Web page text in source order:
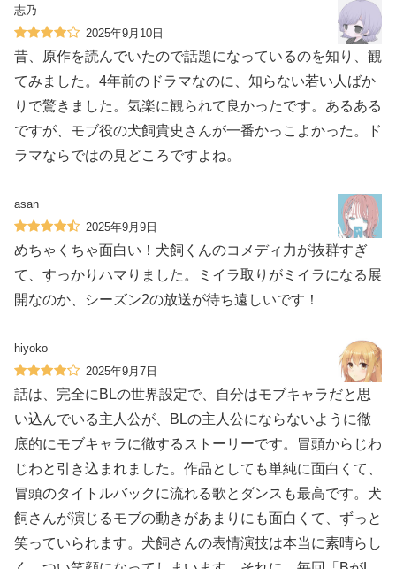
志乃
2025年9月10日
昔、原作を読んでいたので話題になっているのを知り、観
てみました。4年前のドラマなのに、知らない若い人ばか
りで驚きました。気楽に観られて良かったです。あるある
ですが、モブ役の犬飼貴史さんが一番かっこよかった。ド
ラマならではの見どころですよね。
asan
2025年9月9日
めちゃくちゃ面白い！犬飼くんのコメディ力が抜群すぎ
て、すっかりハマりました。ミイラ取りがミイラになる展
開なのか、シーズン2の放送が待ち遠しいです！
hiyoko
2025年9月7日
話は、完全にBLの世界設定で、自分はモブキャラだと思
い込んでいる主人公が、BLの主人公にならないように徹
底的にモブキャラに徹するストーリーです。冒頭からじわ
じわと引き込まれました。作品としても単純に面白くて、
冒頭のタイトルバックに流れる歌とダンスも最高です。犬
飼さんが演じるモブの動きがあまりにも面白くて、ずっと
笑っていられます。犬飼さんの表情演技は本当に素晴らし